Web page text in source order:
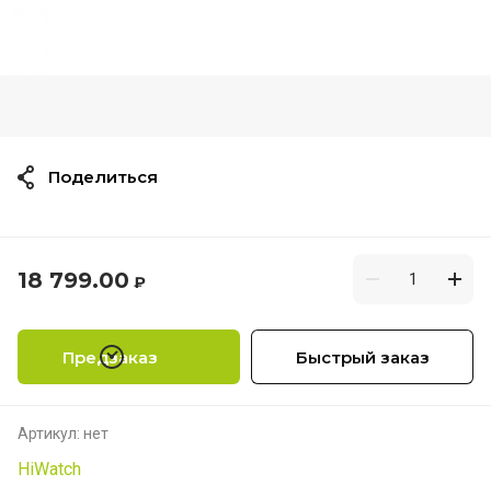
18 799.00 ₽
Предзаказ Быстрый заказ
Артикул: нет
HiWatch
Поделиться